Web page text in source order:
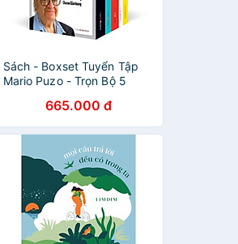
Sách - Boxset Tuyển Tập
Mario Puzo - Trọn Bộ 5
665.000 đ